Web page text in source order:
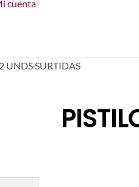
cuenta
UNDS SURTIDAS